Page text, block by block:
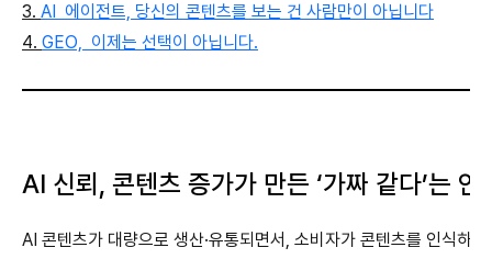
3. AI 에이전트, 당신의 콘텐츠를 보는 건 사람만이 아닙니다
4. GEO, 이제는 선택이 아닙니다.
AI 신뢰, 콘텐츠 증가가 만든 ‘가짜 같다’는 인
AI 콘텐츠가 대량으로 생산·유통되면서, 소비자가 콘텐츠를 인식하